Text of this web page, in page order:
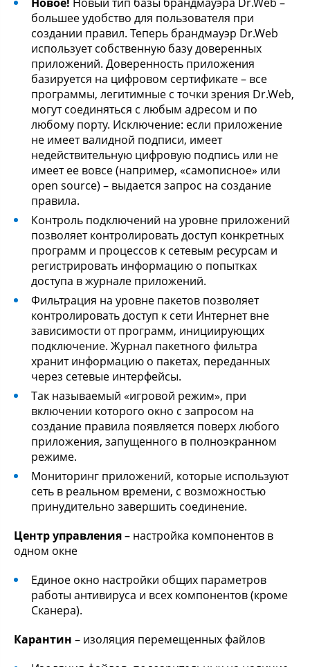
большее удобство для пользователя при
создании правил. Теперь брандмауэр Dr.Web
использует собственную базу доверенных
приложений. Доверенность приложения
базируется на цифровом сертификате – все
программы, легитимные с точки зрения Dr.Web,
могут соединяться с любым адресом и по
любому порту. Исключение: если приложение
не имеет валидной подписи, имеет
недействительную цифровую подпись или не
имеет ее вовсе (например, «самописное» или
open source) – выдается запрос на создание
правила.
Контроль подключений на уровне приложений
позволяет контролировать доступ конкретных
программ и процессов к сетевым ресурсам и
регистрировать информацию о попытках
доступа в журнале приложений.
Фильтрация на уровне пакетов позволяет
контролировать доступ к сети Интернет вне
зависимости от программ, инициирующих
подключение. Журнал пакетного фильтра
хранит информацию о пакетах, переданных
через сетевые интерфейсы.
Так называемый «игровой режим», при
включении которого окно с запросом на
создание правила появляется поверх любого
приложения, запущенного в полноэкранном
режиме.
Мониторинг приложений, которые используют
сеть в реальном времени, с возможностью
принудительно завершить соединение.
Центр управления– настройка компонентов в
одном окне
Единое окно настройки общих параметров
работы антивируса и всех компонентов (кроме
Сканера).
Карантин – изоляция перемещенных файлов